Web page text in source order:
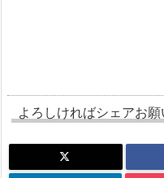
よろしければシェアお